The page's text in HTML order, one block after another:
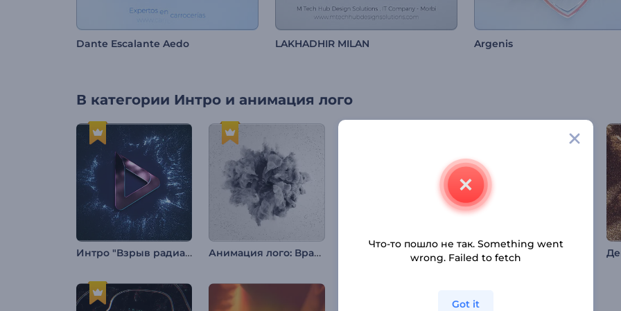
Dante Escalante Aedo LAKHADHIR MILAN Argenis
В категории Интро и анимация лого
Интро "Взрыв радиантных частиц" Анимация лого: Вращение дыма Интро: Нежные сердца
Что-то пошло не так. Something went
wrong. Failed to fetch
Got it